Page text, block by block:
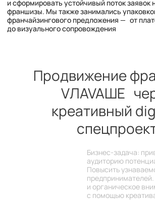
и органическое внимание к VЛAVAШE
с помощью креатива